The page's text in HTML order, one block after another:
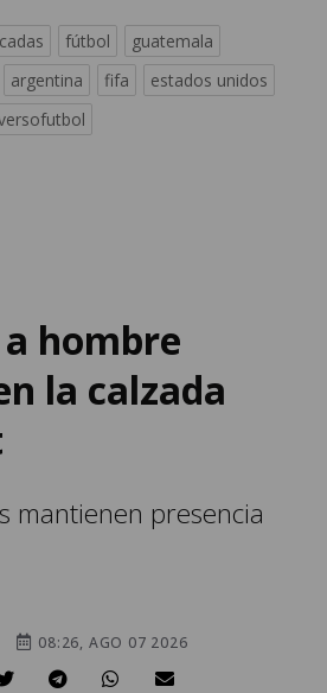
fútbol
guatemala
argentina fifa
estados unidos
hombre
la calzada
mantienen presencia
08:26, AGO 07 2026